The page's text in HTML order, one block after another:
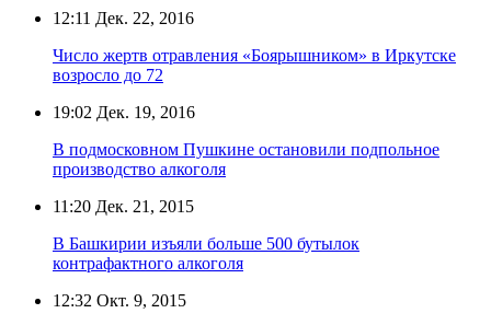
12:11 Дек. 22, 2016
Число жертв отравления «Боярышником» в Иркутске
возросло до 72
19:02 Дек. 19, 2016
В подмосковном Пушкине остановили подпольное
производство алкоголя
11:20 Дек. 21, 2015
В Башкирии изъяли больше 500 бутылок
контрафактного алкоголя
12:32 Окт. 9, 2015